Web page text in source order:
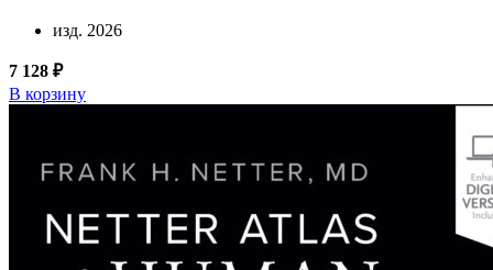
изд. 2026
7 128 ₽
В корзину